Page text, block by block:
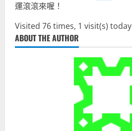
運滾滾來喔！
Visited 76 times, 1 visit(s) today
ABOUT THE AUTHOR